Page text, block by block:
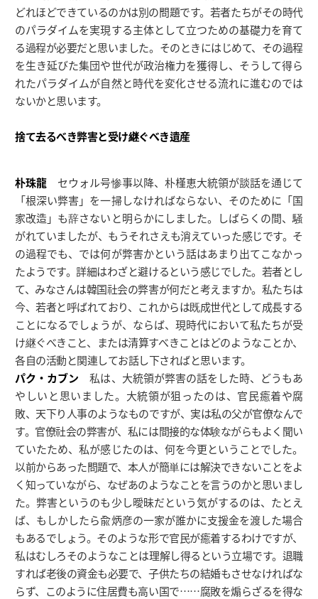
どれほどできているのかは別の問題です。若者たちがその時代
のパラダイムを実現する主体として立つための基礎力を育て
る過程が必要だと思いました。そのときにはじめて、その過程
を生き延びた集団や世代が政治権力を獲得し、そうして得ら
れたパラダイムが自然と時代を変化させる流れに進むのでは
ないかと思います。
捨て去るべき弊害と受け継ぐべき遺産
朴珠龍 セウォル号惨事以降、朴槿恵大統領が談話を通じて
「根深い弊害」を一掃しなければならない、そのために「国
家改造」も辞さないと明らかにしました。しばらくの間、騒
がれていましたが、もうそれさえも消えていった感じです。そ
の過程でも、では何が弊害かという話はあまり出てこなかっ
たようです。詳細はわざと避けるという感じでした。若者とし
て、みなさんは韓国社会の弊害が何だと考えますか。私たちは
今、若者と呼ばれており、これからは既成世代として成長する
ことになるでしょうが、ならば、現時代において私たちが受
け継ぐべきこと、または清算すべきことはどのようなことか、
各自の活動と関連してお話し下さればと思います。
パク・カブン 私は、大統領が弊害の話をした時、どうもあ
やしいと思いました。大統領が狙ったのは、官民癒着や腐
敗、天下り人事のようなものですが、実は私の父が官僚なんで
す。官僚社会の弊害が、私には間接的な体験ながらもよく聞い
ていたため、私が感じたのは、何を今更ということでした。
以前からあった問題で、本人が簡単には解決できないことをよ
く知っていながら、なぜあのようなことを言うのかと思いまし
た。弊害というのも少し曖昧だという気がするのは、たとえ
ば、もしかしたら兪炳彦の一家が誰かに支援金を渡した場合
もあるでしょう。そのような形で官民が癒着するわけですが、
私はむしろそのようなことは理解し得るという立場です。退職
すれば老後の資金も必要で、子供たちの結婚もさせなければな
らず、このように住居費も高い国で……腐敗を煽らざるを得な